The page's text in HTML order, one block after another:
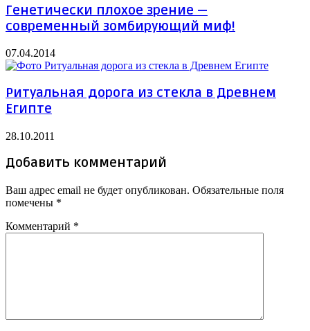
Генетически плохое зрение —
современный зомбирующий миф!
07.04.2014
Ритуальная дорога из стекла в Древнем
Египте
28.10.2011
Добавить комментарий
Ваш адрес email не будет опубликован. Обязательные поля
помечены *
Комментарий *